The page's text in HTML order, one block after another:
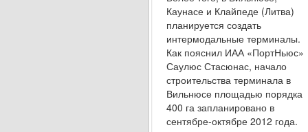
Каунасе и Клайпеде (Литва)
планируется создать
интермодальные терминалы.
Как пояснил ИАА «ПортНьюс»
Сау­люс Стасюнас, начало
строительства терминала в
Вильнюсе площадью порядка
400 га заплани­ровано в
сентябре-октябре 2012 года.